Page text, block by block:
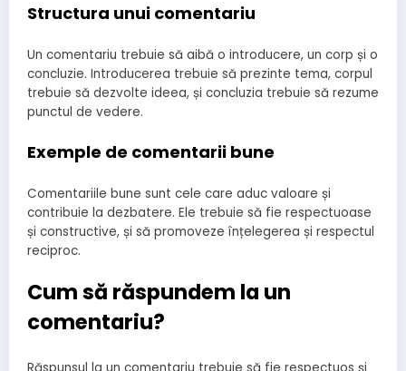
Structura unui comentariu
Un comentariu trebuie să aibă o introducere, un corp și o
concluzie. Introducerea trebuie să prezinte tema, corpul
trebuie să dezvolte ideea, și concluzia trebuie să rezume
punctul de vedere.
Exemple de comentarii bune
Comentariile bune sunt cele care aduc valoare și
contribuie la dezbatere. Ele trebuie să fie respectuoase
și constructive, și să promoveze înțelegerea și respectul
reciproc.
Cum să răspundem la un
comentariu?